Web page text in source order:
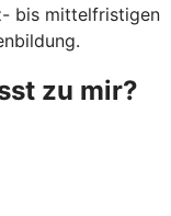
bis mittelfristigen
zu mir?